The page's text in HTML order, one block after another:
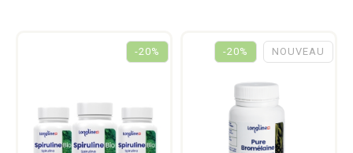
-20% -20% NOUVEAU